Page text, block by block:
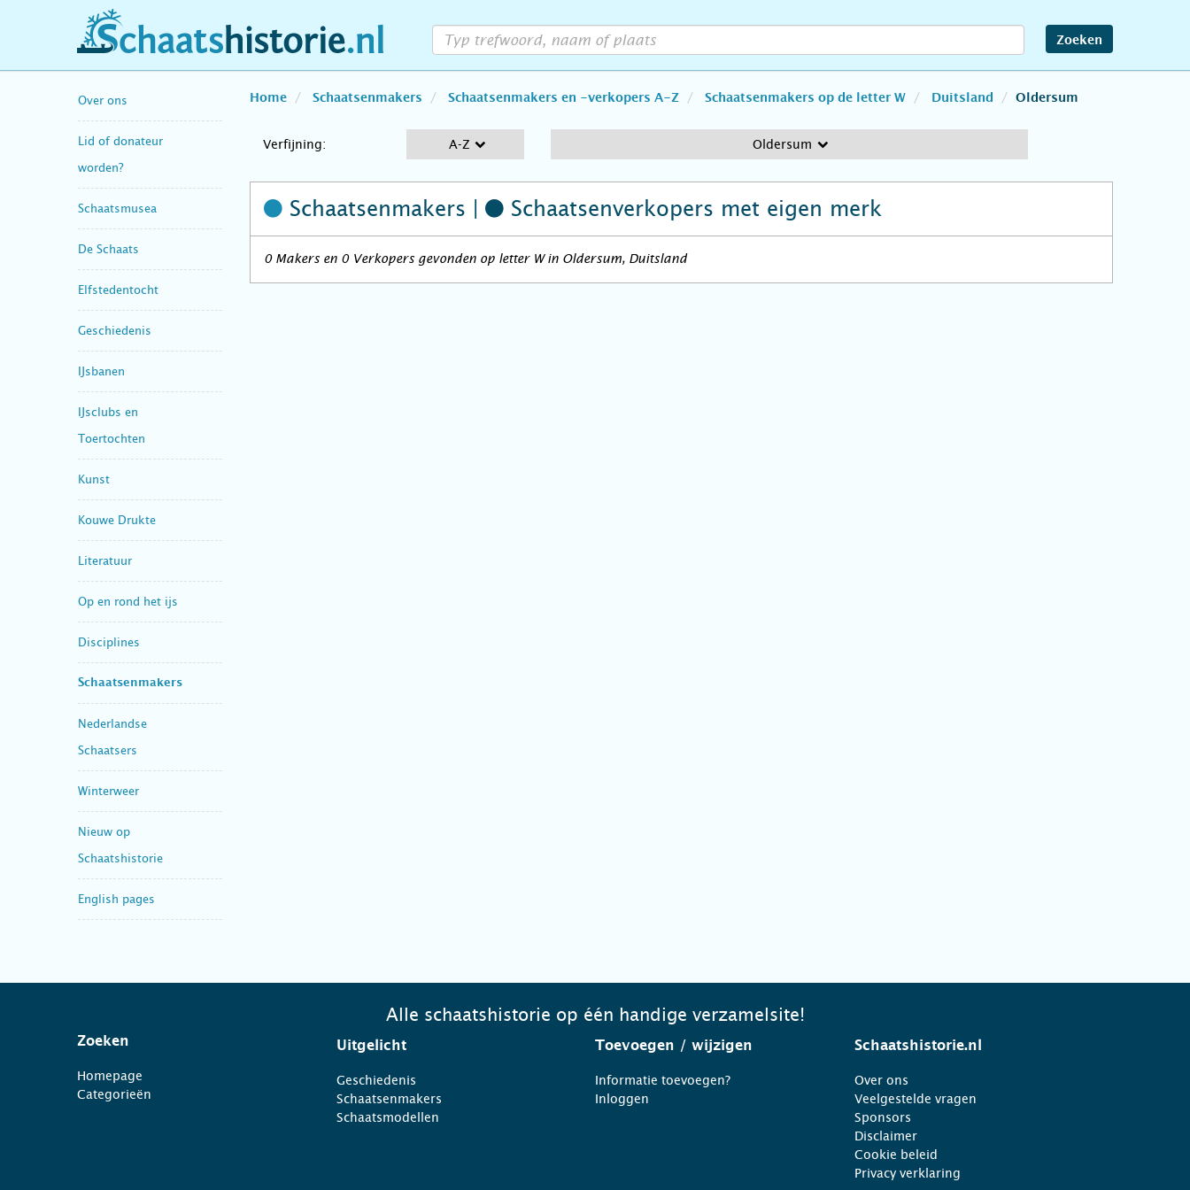
schaatshistorie.nl Zoeken
Over ons
Lid of donateur
worden?
Schaatsmusea
De Schaats
Elfstedentocht
Geschiedenis
IJsbanen
IJsclubs en
Toertochten
Kunst
Kouwe Drukte
Literatuur
Op en rond het ijs
Disciplines
Schaatsenmakers
Nederlandse
Schaatsers
Winterweer
Nieuw op
Schaatshistorie
English pages
Home Schaatsenmakers Schaatsenmakers en -verkopers A-Z Schaatsenmakers op de letter W Duitsland Oldersum
Verfijning: A-Z Oldersum
Schaatsenmakers | Schaatsenverkopers met eigen merk
0 Makers en 0 Verkopers gevonden op letter W in Oldersum, Duitsland
Alle schaatshistorie op één handige verzamelsite!
Zoeken
Homepage
Categorieën
Uitgelicht
Geschiedenis
Schaatsenmakers
Schaatsmodellen
Toevoegen / wijzigen
Informatie toevoegen?
Inloggen
Schaatshistorie.nl
Over ons
Veelgestelde vragen
Sponsors
Disclaimer
Cookie beleid
Privacy verklaring